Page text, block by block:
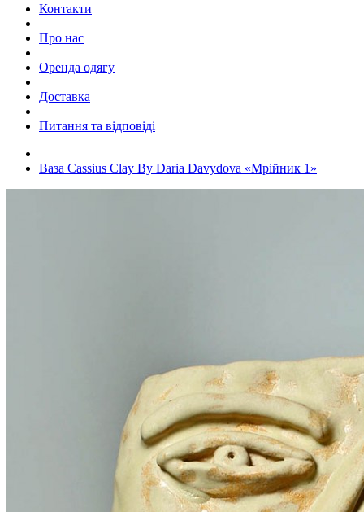
Контакти
Про нас
Оренда одягу
Доставка
Питання та відповіді
Ваза Cassius Clay By Daria Davydova «Мрійник 1»